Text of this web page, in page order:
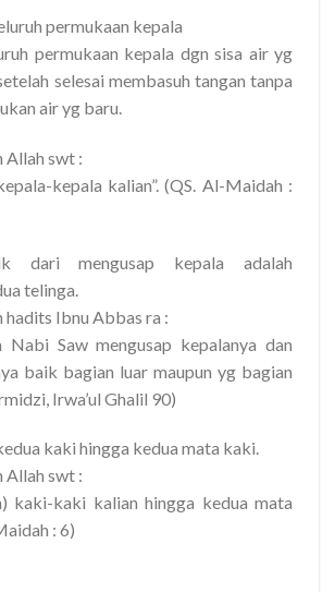
permukaan kepala
permukaan kepala dgn sisa air yg
selesai membasuh tangan tanpa
air yg baru.
Allah swt :
kepala kalian”. (QS. Al-Maidah :
dari mengusap kepala adalah
telinga.
hadits Ibnu Abbas ra :
Nabi Saw mengusap kepalanya dan
baik bagian luar maupun yg bagian
Irwa’ul Ghalil 90)
kaki hingga kedua mata kaki.
Allah swt :
kaki-kaki kalian hingga kedua mata
: 6)